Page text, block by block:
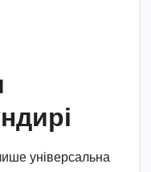
універсальна